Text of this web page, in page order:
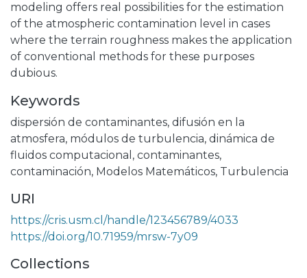
modeling offers real possibilities for the estimation
of the atmospheric contamination level in cases
where the terrain roughness makes the application
of conventional methods for these purposes
dubious.
Keywords
dispersión de contaminantes, difusión en la
atmosfera, módulos de turbulencia, dinámica de
fluidos computacional , contaminantes,
contaminación, Modelos Matemáticos, Turbulencia
URI
https://cris.usm.cl/handle/123456789/4033
https://doi.org/10.71959/mrsw-7y09
Collections